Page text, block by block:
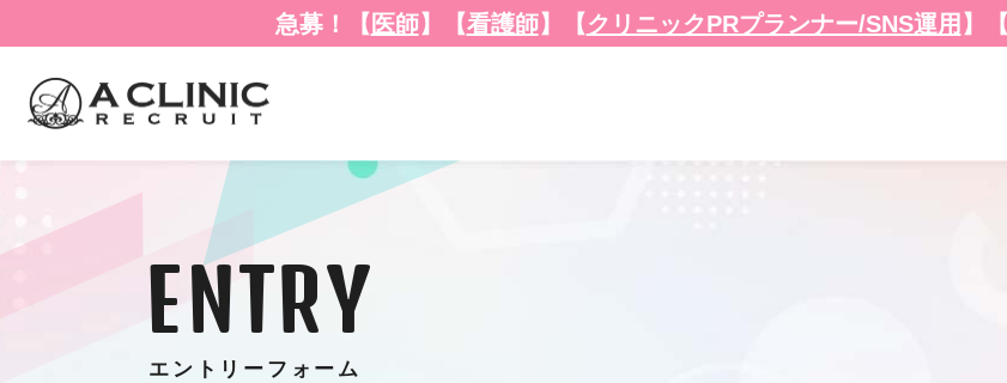
急募！【 医師】 【看護師】 【 クリニックPRプランナー/SNS運用 】【
ENTRY
エントリーフォーム